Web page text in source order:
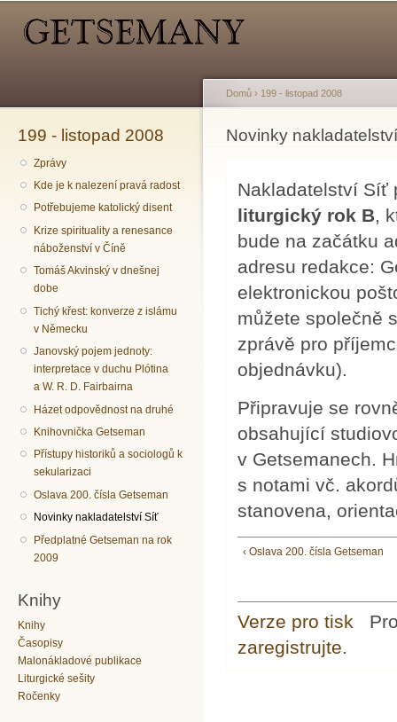
199 - listopad 2008
Zprávy
Kde je k nalezení pravá radost
Potřebujeme katolický disent
Krize spirituality a renesance
náboženství v Číně
Tomáš Akvinský v dnešnej
dobe
Tichý křest: konverze z islámu
v Německu
Janovský pojem jednoty:
interpretace v duchu Plótina
a W. R. D. Fairbairna
Házet odpovědnost na druhé
Knihovnička Getseman
Přístupy historiků a sociologů k
sekularizaci
Oslava 200. čísla Getseman
Novinky nakladatelství Síť
Předplatné Getseman na rok
2009
Knihy
Knihy
Časopisy
Malonákladové publikace
Liturgické sešity
Ročenky
Jste zde
Domů › 199 - listopad 2008
Novinky
Nakladatelství Síť
liturgický rok B ,
bude na začátku
adresu redakce:
elektronickou
můžete společně
zprávě pro
objednávku).
Připravuje se
obsahující
v Getsemanech.
s notami vč.
stanovena,
‹ Oslava 200. čísla Getseman
Verze pro tisk
zaregistrujte.